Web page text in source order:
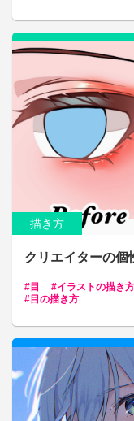
描き方
クリエイターの個
目 イラストの描き方
目の描き方